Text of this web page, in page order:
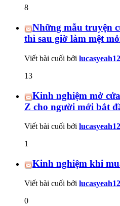
8
Những mẫu truyện
thì sau giờ làm mệt
Viết bài cuối bởi
13
Kinh nghiệm mở
Z cho người mới bắt
Viết bài cuối bởi
1
Kinh nghiệm khi
Viết bài cuối bởi
0